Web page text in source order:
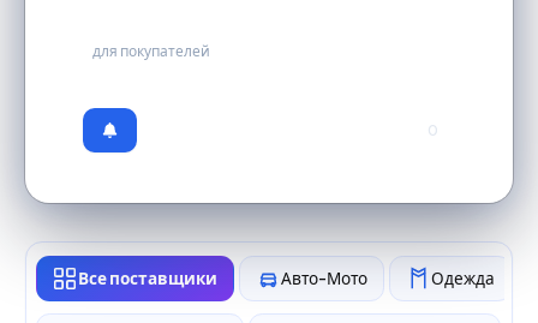
для покупателей
0
Все поставщики Авто-Мото Одежда